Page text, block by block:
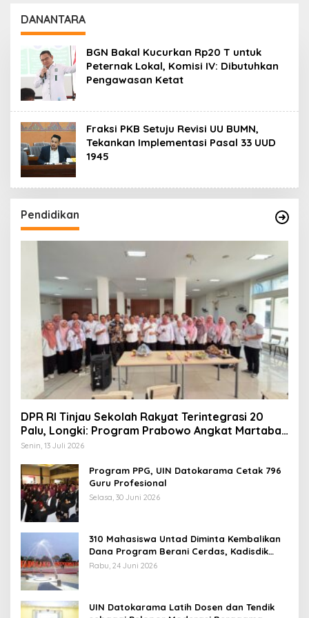
DANANTARA
BGN Bakal Kucurkan Rp20 T untuk
Peternak Lokal, Komisi IV: Dibutuhkan
Pengawasan Ketat
Fraksi PKB Setuju Revisi UU BUMN,
Tekankan Implementasi Pasal 33 UUD
1945
Pendidikan
DPR RI Tinjau Sekolah Rakyat Terintegrasi 20
Palu, Longki: Program Prabowo Angkat Martabat
Anak Miskin
Senin, 13 Juli 2026
Program PPG, UIN Datokarama Cetak 796
Guru Profesional
Selasa, 30 Juni 2026
310 Mahasiswa Untad Diminta Kembalikan
Dana Program Berani Cerdas, Kadisdik
Sulteng: Tidak Boleh Terima Beasiswa
Rabu, 24 Juni 2026
UIN Datokarama Latih Dosen dan Tendik